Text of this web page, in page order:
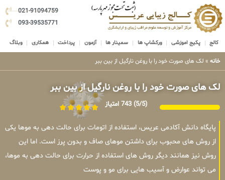
021-91094759
093-39535771
کالج پکیج اموزشی ورکشاپ ها سمینار ها آزمون پرداخت همکاری وبلاگ
خانه » لک های صورت خود را با روغن نارگیل از بین ببر
لک های صورت خود را با روغن نارگیل از بین ببر
(5/5) 743 امتیاز
پایگاه دانش آکادمی عریس، استفاده از اتومات برای حالت دهی به موها یکی
از روش های محبوب برای داشتن موهای صاف و بدون پرز است. اما این
روش نیز همانند دیگر روش های استفاده از حرارت برای حالت دهی به موها،
می تواند عوارض و آسیب هایی برای مو و پوست